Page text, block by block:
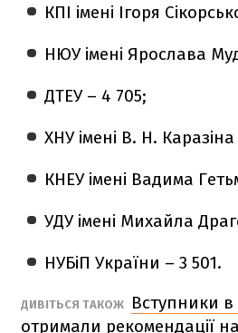
КПІ імені Ігоря
НЮУ імені Ярослава
ДТЕУ – 4 705;
ХНУ імені В. Н.
КНЕУ імені Вадима
УДУ імені Михайла
НУБіП України – 3 501.
ДИВІТЬСЯ ТАКОЖ
Вступники в
отримали рекомендації